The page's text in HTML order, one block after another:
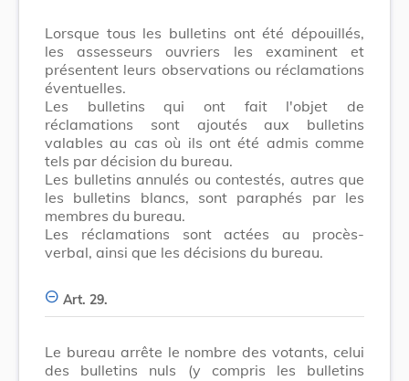
Lorsque tous les bulletins ont été dépouillés,
les assesseurs ouvriers les examinent et
présentent leurs observations ou réclamations
éventuelles.
Les bulletins qui ont fait l'objet de
réclamations sont ajoutés aux bulletins
valables au cas où ils ont été admis comme
tels par décision du bureau.
Les bulletins annulés ou contestés, autres que
les bulletins blancs, sont paraphés par les
membres du bureau.
Les réclamations sont actées au procès-
verbal, ainsi que les décisions du bureau.
Art. 29.
Le bureau arrête le nombre des votants, celui
des bulletins nuls (y compris les bulletins